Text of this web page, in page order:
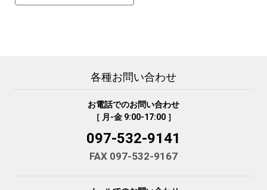
各種お問い合わせ
お電話でのお問い合わせ
［ 月-金 9:00-17:00 ］
097-532-9141
FAX 097-532-9167